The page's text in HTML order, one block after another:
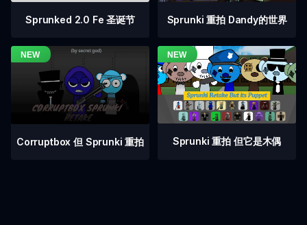
Sprunked 2.0 Fe 圣诞节 Sprunki 重拍 Dandy的世界
Corruptbox 但 Sprunki 重拍 Sprunki 重拍 但它是木偶